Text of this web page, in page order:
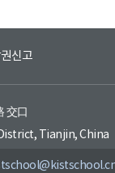
신고
交口
Tianjin, China